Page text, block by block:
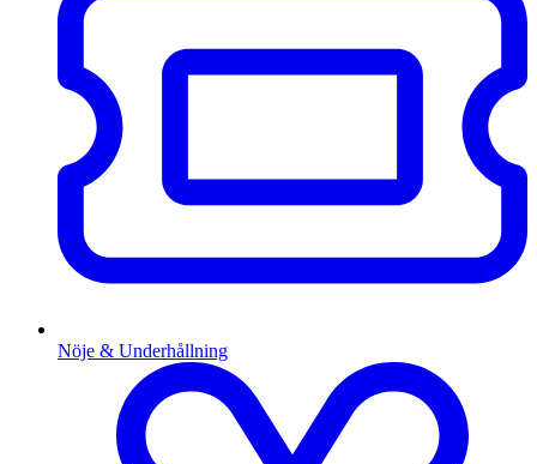
Nöje & Underhållning